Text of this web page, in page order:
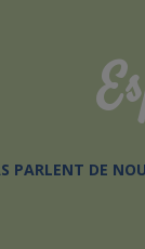
PARLENT DE